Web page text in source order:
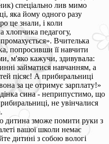
спеціально лив мимо
яка йому одного разу
це знали, і коли
хлопчика педагогу,
Вчителька
попросивши її навчити
м'яко кажучи, здивувала:
займатися навчанням, а
пісяє! А прибиральниці
за це отримує зарплату!»
сина - неприпустимо, що
не увінчалися
дитина зможе помити руки з
вашої школи немає
дитині з собою вологі